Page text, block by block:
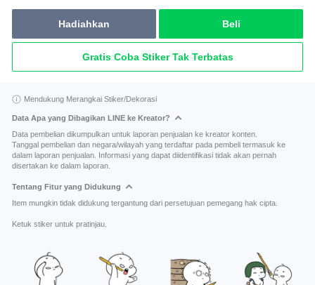
Hadiahkan Beli
Gratis Coba Stiker Tak Terbatas
Mendukung Merangkai Stiker/Dekorasi
Data Apa yang Dibagikan LINE ke Kreator?
Data pembelian dikumpulkan untuk laporan penjualan ke kreator konten.
Tanggal pembelian dan negara/wilayah yang terdaftar pada pembeli termasuk ke
dalam laporan penjualan. Informasi yang dapat diidentifikasi tidak akan pernah
disertakan ke dalam laporan.
Tentang Fitur yang Didukung
Item mungkin tidak didukung tergantung dari persetujuan pemegang hak cipta.
Ketuk stiker untuk pratinjau.